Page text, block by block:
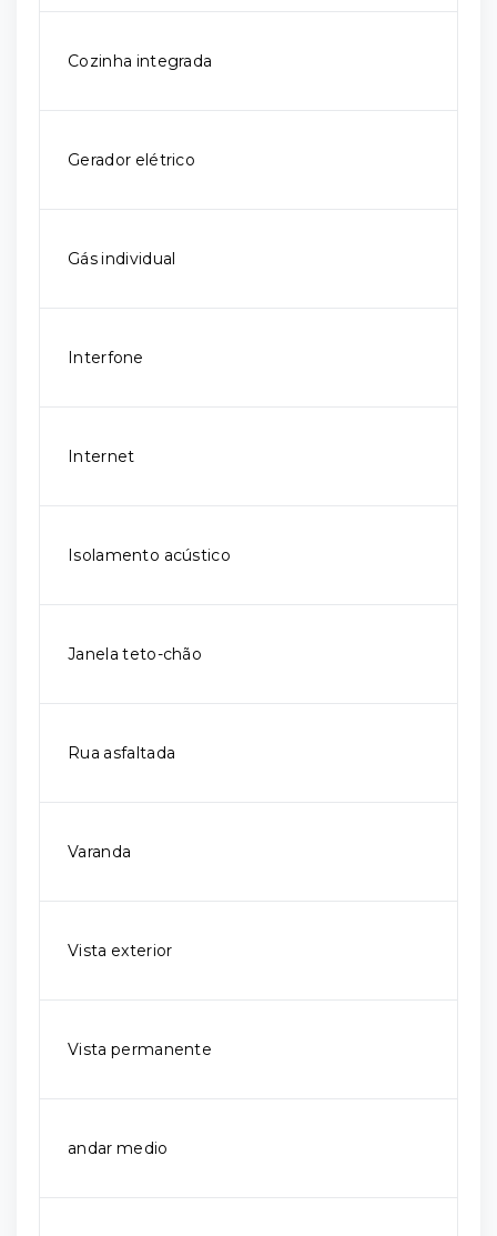
Cozinha integrada
Gerador elétrico
Gás individual
Interfone
Internet
Isolamento acústico
Janela teto-chão
Rua asfaltada
Varanda
Vista exterior
Vista permanente
andar medio